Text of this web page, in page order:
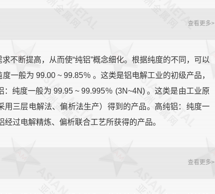
查看更多>
不断提高，从而使“纯铝”概念细化。根据纯度的不同，可以
一般为 99.00 ~ 99.85％ 。这类是铝电解工业的初级产品，
纯度一般为 99.95 ~ 99.995％ (3N~4N) 。这类是由工业原
三层电解法、偏析法生产）得到的产品。高纯铝：纯度一
过电解精炼、偏析联合工艺所获得的产品。
查看更多>